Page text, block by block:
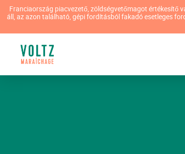
Franciaország piacvezető, zöldségvetőmagot értékesítő
áll, az azon található, gépi fordításból fakadó esetleges